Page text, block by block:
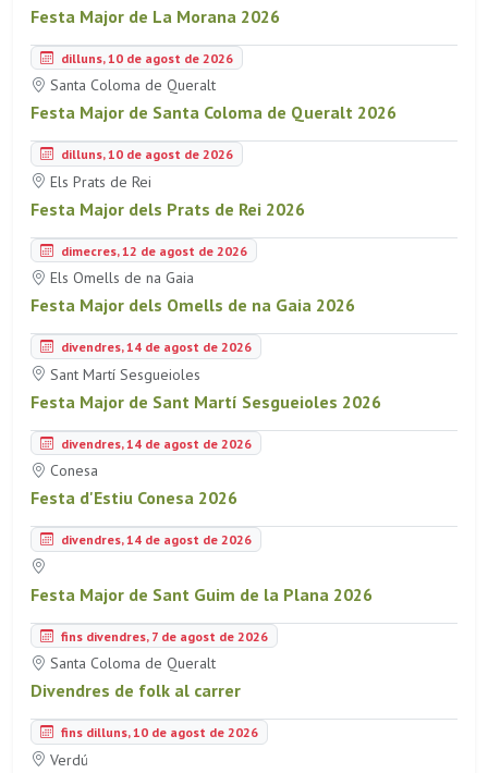
Festa Major de La Morana 2026
dilluns, 10 de agost de 2026
Santa Coloma de Queralt
Festa Major de Santa Coloma de Queralt 2026
dilluns, 10 de agost de 2026
Els Prats de Rei
Festa Major dels Prats de Rei 2026
dimecres, 12 de agost de 2026
Els Omells de na Gaia
Festa Major dels Omells de na Gaia 2026
divendres, 14 de agost de 2026
Sant Martí Sesgueioles
Festa Major de Sant Martí Sesgueioles 2026
divendres, 14 de agost de 2026
Conesa
Festa d'Estiu Conesa 2026
divendres, 14 de agost de 2026
Festa Major de Sant Guim de la Plana 2026
fins divendres, 7 de agost de 2026
Santa Coloma de Queralt
Divendres de folk al carrer
fins dilluns, 10 de agost de 2026
Verdú